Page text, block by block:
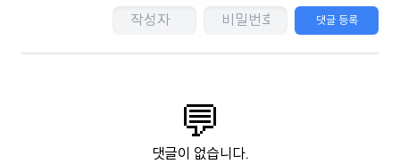
댓글 등록
💬
댓글이 없습니다.